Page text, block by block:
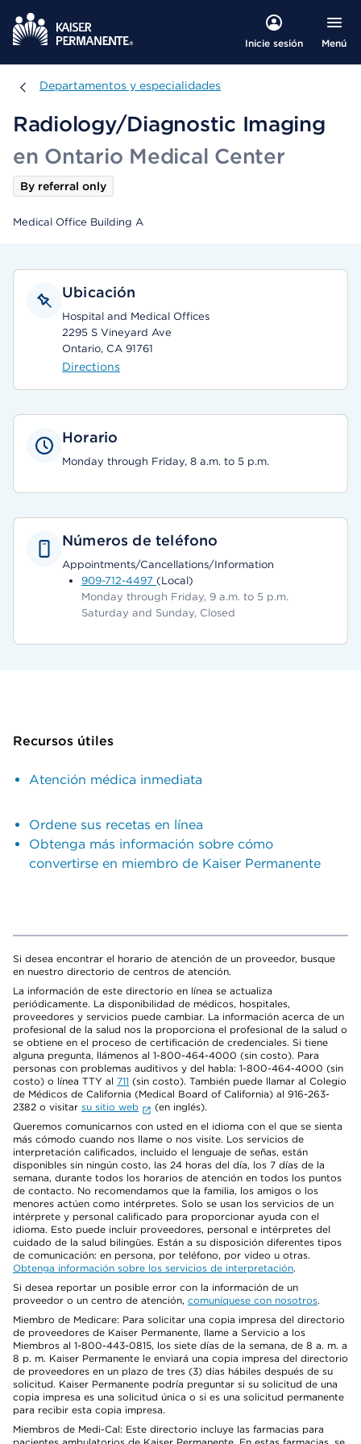
Inicie sesión Menú
Departamentos y especialidades
Departamentos y especialidades
Radiology/Diagnostic Imaging
en Ontario Medical Center
By referral only
Medical Office Building A
Ubicación
Hospital and Medical Offices
2295 S Vineyard Ave
Ontario, CA 91761
Directions
Horario
Monday through Friday, 8 a.m. to 5 p.m.
Números de teléfono
Appointments/Cancellations/Information
909-712-4497 (Local)
Monday through Friday, 9 a.m. to 5 p.m.
Saturday and Sunday, Closed
Recursos útiles
Atención médica inmediata
Ordene sus recetas en línea
Obtenga más información sobre cómo
convertirse en miembro de Kaiser Permanente
Si desea encontrar el horario de atención de un proveedor, busque
en nuestro directorio de centros de atención.
La información de este directorio en línea se actualiza
periódicamente. La disponibilidad de médicos, hospitales,
proveedores y servicios puede cambiar. La información acerca de un
profesional de la salud nos la proporciona el profesional de la salud o
se obtiene en el proceso de certificación de credenciales. Si tiene
alguna pregunta, llámenos al 1-800-464-4000 (sin costo). Para
personas con problemas auditivos y del habla: 1-800-464-4000 (sin
costo) o línea TTY al 711 (sin costo). También puede llamar al Colegio
de Médicos de California (Medical Board of California) al 916-263-
2382 o visitar su sitio web
(en inglés).
Queremos comunicarnos con usted en el idioma con el que se sienta
más cómodo cuando nos llame o nos visite. Los servicios de
interpretación calificados, incluido el lenguaje de señas, están
disponibles sin ningún costo, las 24 horas del día, los 7 días de la
semana, durante todos los horarios de atención en todos los puntos
de contacto. No recomendamos que la familia, los amigos o los
menores actúen como intérpretes. Solo se usan los servicios de un
intérprete y personal calificado para proporcionar ayuda con el
idioma. Esto puede incluir proveedores, personal e intérpretes del
cuidado de la salud bilingües. Están a su disposición diferentes tipos
de comunicación: en persona, por teléfono, por video u otras.
Obtenga información sobre los servicios de interpretación.
Si desea reportar un posible error con la información de un
proveedor o un centro de atención, comuníquese con nosotros.
Miembro de Medicare: Para solicitar una copia impresa del directorio
de proveedores de Kaiser Permanente, llame a Servicio a los
Miembros al 1-800-443-0815, los siete días de la semana, de 8 a. m. a
8 p. m. Kaiser Permanente le enviará una copia impresa del directorio
de proveedores en un plazo de tres (3) días hábiles después de su
solicitud. Kaiser Permanente podría preguntar si su solicitud de una
copia impresa es una solicitud única o si es una solicitud permanente
para recibir esta copia impresa.
Miembros de Medi-Cal: Este directorio incluye las farmacias para